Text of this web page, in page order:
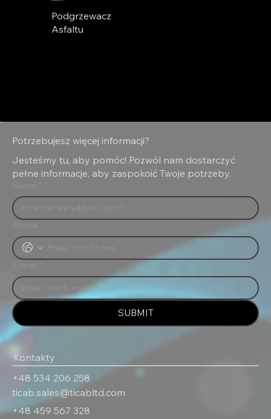
Podgrzewacz
Asfaltu
Kontakty
‎+48 534 206 258
ticab.sales@ticabltd.com
+48 459 567 328
Potrzebujesz więcej informacji?
Jesteśmy tu, aby pomóc! Pozwól nam dostarczyć
pełne informacje, aby zaspokoić Twoje potrzeby.
SUBMIT